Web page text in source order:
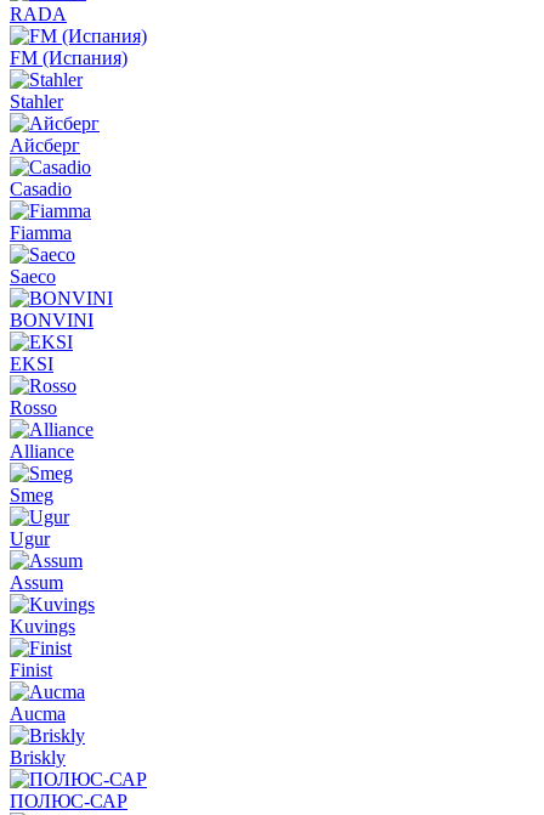
RADA
FM (Испания)
Stahler
Айсберг
Casadio
Fiamma
Saeco
BONVINI
EKSI
Rosso
Alliance
Smeg
Ugur
Assum
Kuvings
Finist
Aucma
Briskly
ПОЛЮС-САР